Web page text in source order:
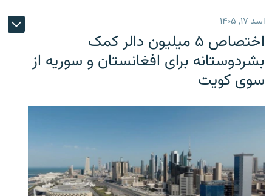
اسد ۱۷, ۱۴۰۵
اختصاص ۵ میلیون دالر کمک
بشردوستانه برای افغانستان و سوریه از
سوی کویت